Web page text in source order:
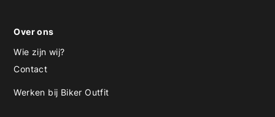
Over ons
Wie zijn wij?
Contact
Werken bij Biker Outfit